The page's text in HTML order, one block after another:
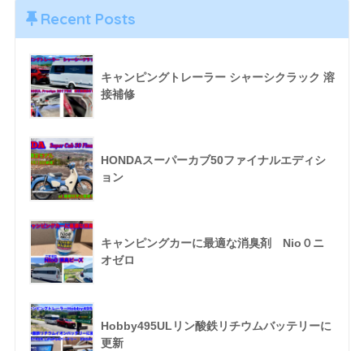
Recent Posts
キャンピングトレーラー シャーシクラック 溶
接補修
HONDAスーパーカブ50ファイナルエディシ
ョン
キャンピングカーに最適な消臭剤 Nio０ニ
オゼロ
Hobby495ULリン酸鉄リチウムバッテリーに
更新